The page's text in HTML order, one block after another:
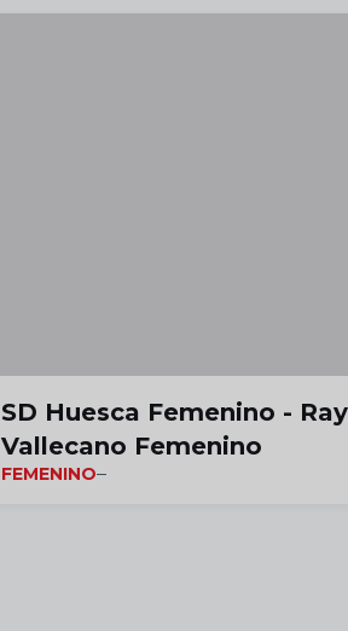
SD Huesca Femenino -
Vallecano Femenino
FEMENINO